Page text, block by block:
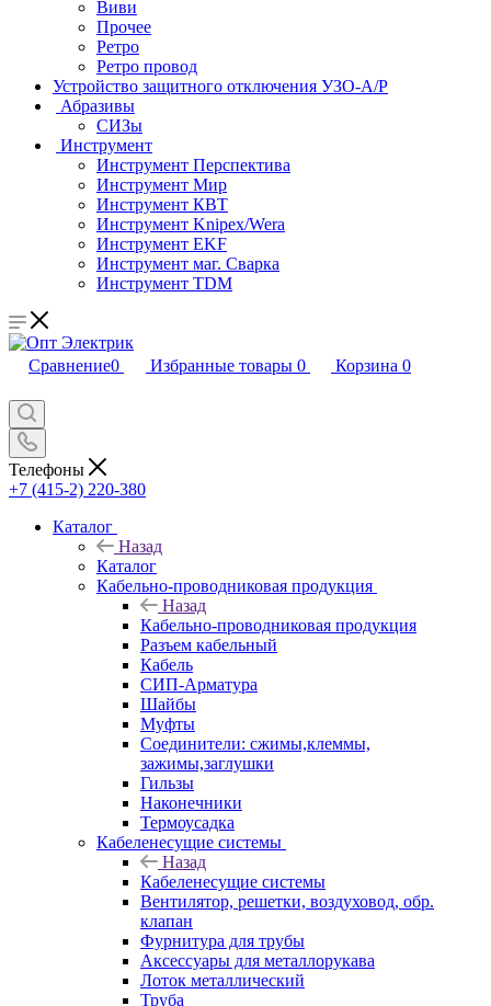
Виви
Прочее
Ретро
Ретро провод
Устройство защитного отключения УЗО-А/Р
Абразивы
СИЗы
Инструмент
Инструмент Перспектива
Инструмент Мир
Инструмент КВТ
Инструмент Knipex/Wera
Инструмент EKF
Инструмент маг. Сварка
Инструмент TDM
Сравнение0 Избранные товары 0 Корзина 0
Телефоны
+7 (415-2) 220-380
Каталог
Назад
Каталог
Кабельно-проводниковая продукция
Назад
Кабельно-проводниковая продукция
Разъем кабельный
Кабель
СИП-Арматура
Шайбы
Муфты
Соединители: сжимы,клеммы,
зажимы,заглушки
Гильзы
Наконечники
Термоусадка
Кабеленесущие системы
Назад
Кабеленесущие системы
Вентилятор, решетки, воздуховод, обр.
клапан
Фурнитура для трубы
Аксессуары для металлорукава
Лоток металлический
Труба